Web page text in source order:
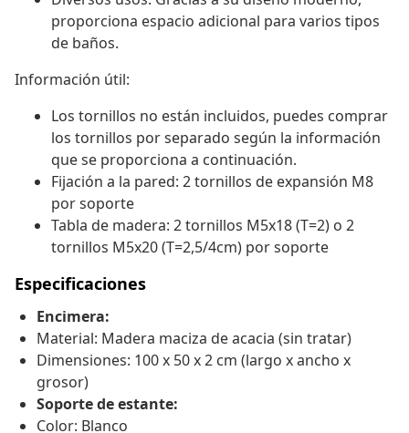
proporciona espacio adicional para varios tipos
de baños.
Información útil:
Los tornillos no están incluidos, puedes comprar
los tornillos por separado según la información
que se proporciona a continuación.
Fijación a la pared: 2 tornillos de expansión M8
por soporte
Tabla de madera: 2 tornillos M5x18 (T=2) o 2
tornillos M5x20 (T=2,5/4cm) por soporte
Especificaciones
Encimera:
Material: Madera maciza de acacia (sin tratar)
Dimensiones: 100 x 50 x 2 cm (largo x ancho x
grosor)
Soporte de estante:
Color: Blanco